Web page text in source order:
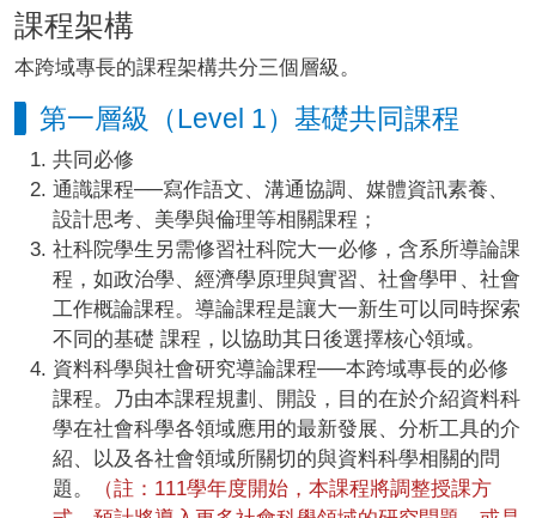
課程架構
本跨域專長的課程架構共分三個層級。
第一層級（Level 1）基礎共同課程
共同必修
通識課程──寫作語文、溝通協調、媒體資訊素養、
設計思考、美學與倫理等相關課程；
社科院學生另需修習社科院大一必修，含系所導論課
程，如政治學、經濟學原理與實習、社會學甲、社會
工作概論課程。導論課程是讓大一新生可以同時探索
不同的基礎 課程，以協助其日後選擇核心領域。
資料科學與社會研究導論課程──本跨域專長的必修
課程。乃由本課程規劃、開設，目的在於介紹資料科
學在社會科學各領域應用的最新發展、分析工具的介
紹、以及各社會領域所關切的與資料科學相關的問
題。
（註：111學年度開始，本課程將調整授課方